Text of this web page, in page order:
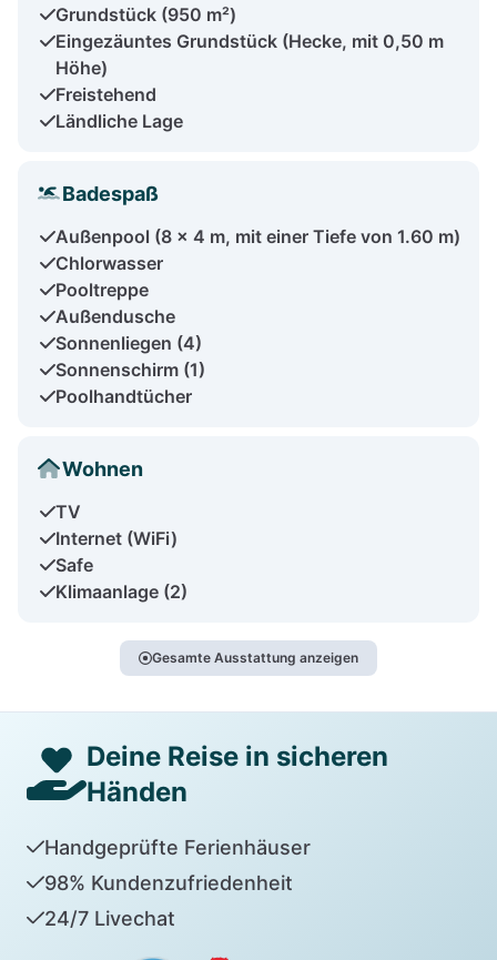
Grundstück (950 m²)
Eingezäuntes Grundstück (Hecke, mit 0,50 m
Höhe)
Freistehend
Ländliche Lage
Badespaß
Außenpool (8 x 4 m, mit einer Tiefe von 1.60 m)
Chlorwasser
Pooltreppe
Außendusche
Sonnenliegen (4)
Sonnenschirm (1)
Poolhandtücher
Wohnen
TV
Internet (WiFi)
Safe
Klimaanlage (2)
Gesamte Ausstattung anzeigen
Deine Reise in sicheren
Händen
Handgeprüfte Ferienhäuser
98% Kundenzufriedenheit
24/7 Livechat